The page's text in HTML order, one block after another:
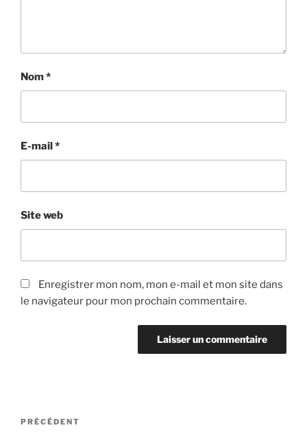
Nom*
E-mail*
Site web
Enregistrer mon nom, mon e-mail et mon site dans
le navigateur pour mon prochain commentaire.
Navigation
Article
PRÉCÉDENT